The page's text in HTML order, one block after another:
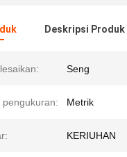
Deskripsi Produk
Seng
pengukuran: Metrik
KERIUHAN